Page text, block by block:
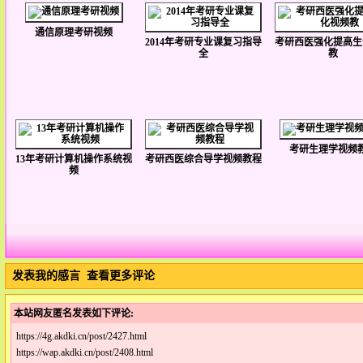
通信原理考研视频
2014年考研专业课复习指导
全
考研西医强化提高
教
13年考研计算机操作系统视
频
考研西医综合导学视频教程
考研生理学视频
发表我的感言 查看更多评论
本站网友匿名发表如下评论:
https://4g.akdki.cn/post/2427.html
https://wap.akdki.cn/post/2408.html